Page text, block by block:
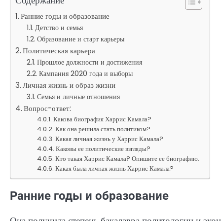
Ранние годы и образование
Детство и семья
Образование и старт карьеры
Политическая карьера
Прошлое должности и достижения
Кампания 2020 года и выборы
Личная жизнь и образ жизни
Семья и личные отношения
Вопрос-ответ:
Какова биография Харрис Камала?
Как она решила стать политиком?
Какая личная жизнь у Харрис Камала?
Каковы ее политические взгляды?
Кто такая Харрис Камала? Опишите ее биографию.
Какая была личная жизнь Харрис Камала?
Ранние годы и образование